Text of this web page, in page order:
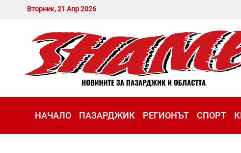
Вторник, 21 Апр 2026
НАЧАЛО ПАЗАРДЖИК РЕГИОНЪТ СПОРТ